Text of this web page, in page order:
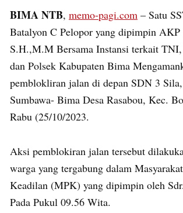
BIMA NTB, memo-pagi.com – Satu
Batalyon C Pelopor yang dipimpin AKP
S.H.,M.M Bersama Instansi terkait TNI,
dan Polsek Kabupaten Bima
pemblokliran jalan di depan SDN 3
Sumbawa- Bima Desa Rasabou, Kec.
Rabu (25/10/2023.
Aksi pemblokiran jalan tersebut
warga yang tergabung dalam
Keadilan (MPK) yang dipimpin oleh
Pada Pukul 09.56 Wita.